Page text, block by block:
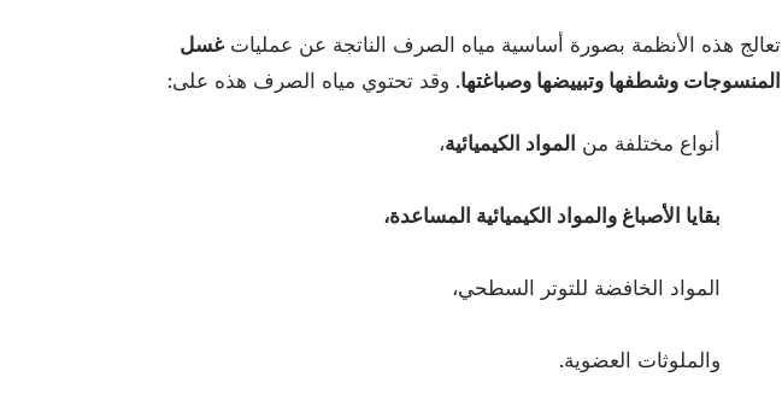
تعالج هذه الأنظمة بصورة أساسية مياه الصرف الناتجة عن عملياتغسل
المنسوجات وشطفها وتبييضها وصباغتها. وقد تحتوي مياه الصرف هذه على:
أنواع مختلفة من المواد الكيميائية،
بقايا الأصباغ والمواد الكيميائية المساعدة،
المواد الخافضة للتوتر السطحي،
والملوثات العضوية.